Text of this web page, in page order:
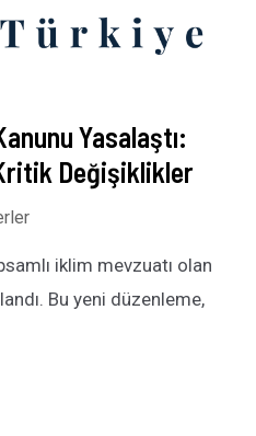
Yasalaştı:
Değişiklikler
iklim mevzuatı olan
Bu yeni düzenleme,